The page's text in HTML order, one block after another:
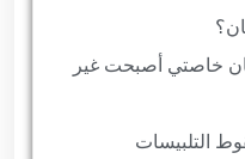
خاصتي أصبحت غير
التلبيسات